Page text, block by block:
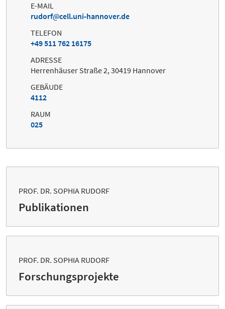
E-MAIL
rudorf
cell.uni-hannover.de
TELEFON
+49 511 762 16175
ADRESSE
Herrenhäuser Straße 2, 30419 Hannover
GEBÄUDE
4112
RAUM
025
PROF. DR. SOPHIA RUDORF
Publikationen
PROF. DR. SOPHIA RUDORF
Forschungsprojekte